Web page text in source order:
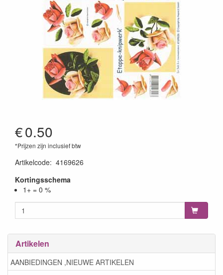
€0.50
*Prijzen zijn inclusief btw
Artikelcode: 4169626
Kortingsschema
1+ = 0 %
Artikelen
AANBIEDINGEN ,NIEUWE ARTIKELEN